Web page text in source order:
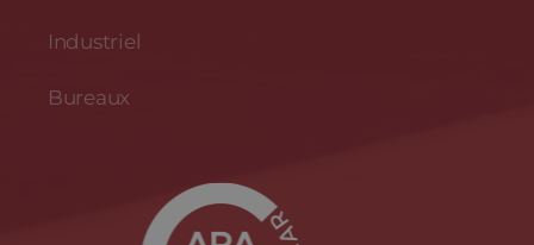
Industriel
Bureaux